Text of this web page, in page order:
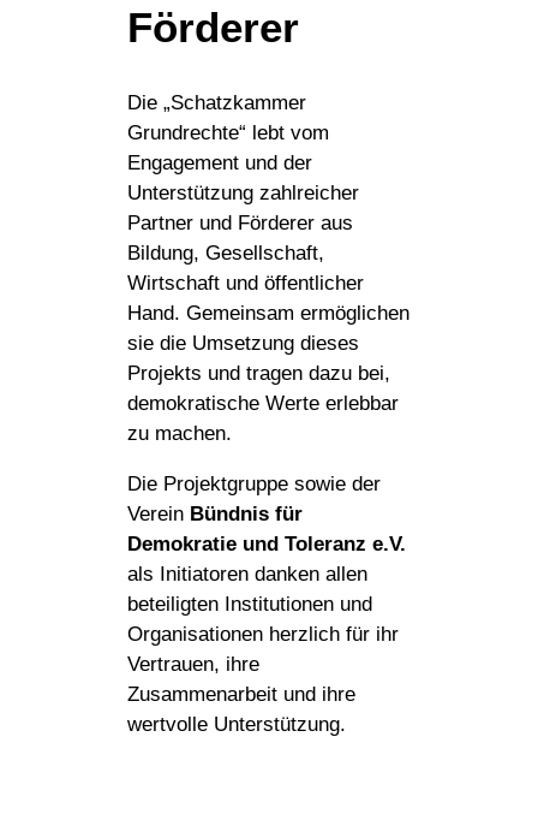
Förderer
Die „Schatzkammer
Grundrechte“ lebt vom
Engagement und der
Unterstützung zahlreicher
Partner und Förderer aus
Bildung, Gesellschaft,
Wirtschaft und öffentlicher
Hand. Gemeinsam ermöglichen
sie die Umsetzung dieses
Projekts und tragen dazu bei,
demokratische Werte erlebbar
zu machen.
Die Projektgruppe sowie der
Verein Bündnis für
Demokratie und Toleranz e.V.
als Initiatoren danken allen
beteiligten Institutionen und
Organisationen herzlich für ihr
Vertrauen, ihre
Zusammenarbeit und ihre
wertvolle Unterstützung.